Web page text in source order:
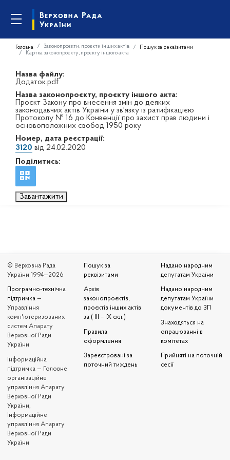
Головна Законопроєкти, проєкти інших актів
Пошук за реквізитами
Картка законопроєкту, проєкту іншого акта
Назва файлу:
Додаток.pdf
Назва законопроєкту, проєкту іншого акта:
Проєкт Закону про внесення змін до деяких
законодавчих актів України у зв'язку із ратифікацією
Протоколу № 16 до Конвенції про захист прав людини і
основоположних свобод 1950 року
Номер, дата реєстрації:
3120 від 24.02.2020
Поділитись:
Завантажити
© Верховна Рада
України 1994—2026
Програмно-технічна
підтримка —
Управління
комп'ютеризованих
систем Апарату
Верховної Ради
України
Iнформаційна
підтримка — Головне
організаційне
управління Апарату
Верховної Ради
України,
Інформаційне
управління Апарату
Верховної Ради
України
Пошук за
реквізитами
Архів
законопроєктів,
проєктів інших актів
за ( III – IX скл.)
Правила
оформлення
Зареєстровані за
поточний тиждень
Надано народним
депутатам України
Надано народним
депутатам України
документів до ЗП
Знаходяться на
опрацюванні в
комітетах
Прийняті на поточній
сесії